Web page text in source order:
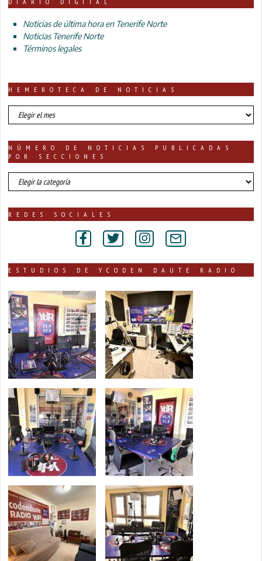
Noticias de última hora en Tenerife Norte
Noticias Tenerife Norte
Términos legales
HEMEROTECA DE NOTICIAS
HEMEROTECA
DE
NÚMERO DE NOTICIAS PUBLICADAS
POR SECCIONES
número
de
publicadas
REDES SOCIALES
ESTUDIOS DE YCODEN DAUTE RADIO